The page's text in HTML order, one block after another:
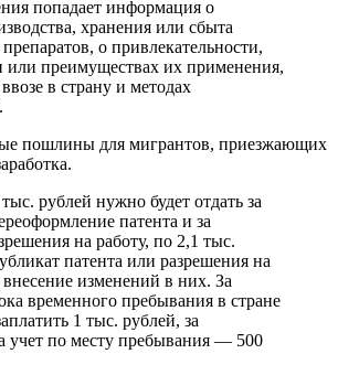
попадает информация о
хранения или сбыта
о привлекательности,
или преимуществах их применения,
в страну и методах
пошлины для мигрантов, приезжающих
рублей нужно будет отдать за
патента и за
на работу, по 2,1 тыс.
патента или разрешения на
внесение изменений в них. За
временного пребывания в стране
1 тыс. рублей, за
учет по месту пребывания — 500